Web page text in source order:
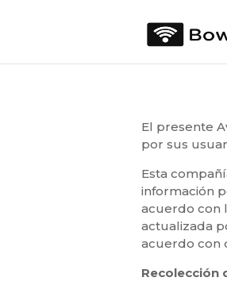
El presente
por sus
Esta
información
acuerdo con
actualizada
acuerdo con
Recolección